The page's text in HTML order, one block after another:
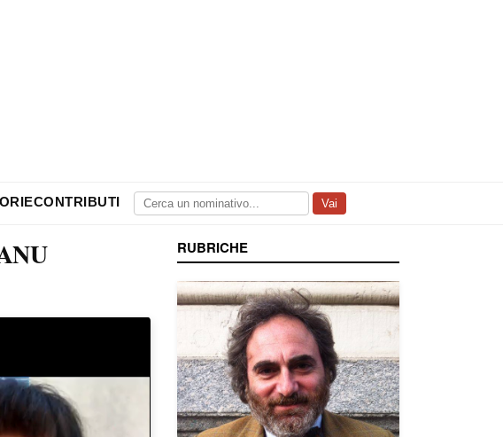
CONTRIBUTI Vai
RUBRICHE